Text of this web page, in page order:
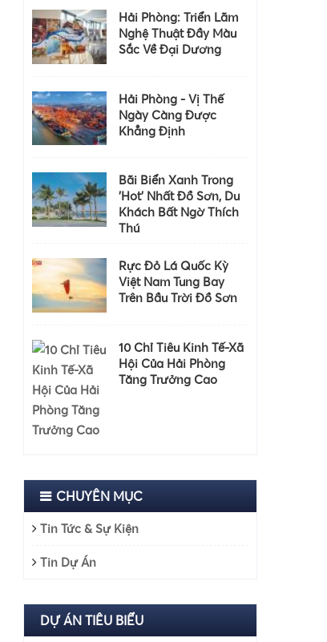
Hải Phòng: Triển Lãm
Nghệ Thuật Đầy Màu
Sắc Về Đại Dương
Hải Phòng - Vị Thế
Ngày Càng Được
Khẳng Định
Bãi Biển Xanh Trong
'hot' Nhất Đồ Sơn, Du
Khách Bất Ngờ Thích
Thú
Rực Đỏ Lá Quốc Kỳ
Việt Nam Tung Bay
Trên Bầu Trời Đồ Sơn
10 Chỉ Tiêu Kinh Tế-Xã
Hội Của Hải Phòng
Tăng Trưởng Cao
CHUYÊN MỤC
Tin Tức & Sự Kiện
Tin Dự Án
DỰ ÁN TIÊU BIỂU